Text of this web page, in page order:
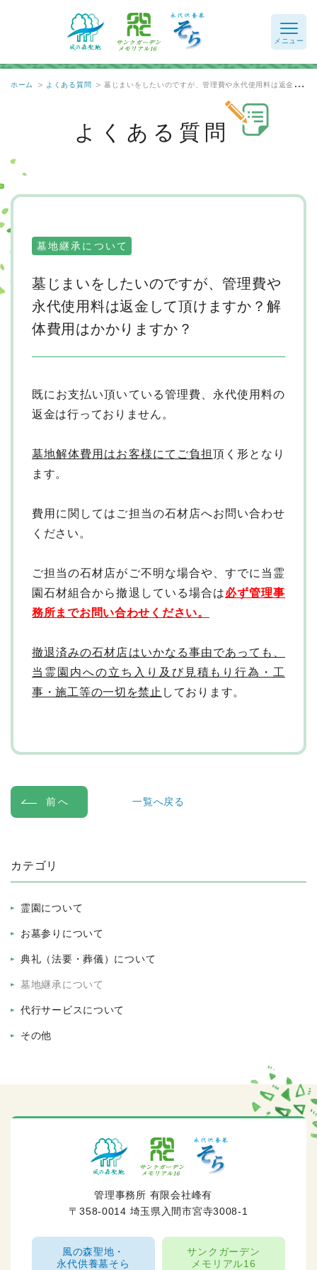
ホーム よくある質問 墓じまいをしたいのですが、管理費や永代使用料は返金して頂けますか？解体費用はかかりますか？
よくある質問
墓地継承について
墓じまいをしたいのですが、管理費や
永代使用料は返金して頂けますか？解
体費用はかかりますか？
既にお支払い頂いている管理費、永代使用料の
返金は行っておりません。
墓地解体費用はお客様にてご負担頂く形となり
ます。
費用に関してはご担当の石材店へお問い合わせ
ください。
ご担当の石材店がご不明な場合や、すでに当霊
園石材組合から撤退している場合は必ず管理事
務所までお問い合わせください。
撤退済みの石材店はいかなる事由であっても、
当霊園内への立ち入り及び見積もり行為・工
事・施工等の一切を禁止 しております。
前へ 一覧へ戻る
カテゴリ
霊園について
お墓参りについて
典礼（法要・葬儀）について
墓地継承について
代行サービスについて
その他
管理事務所 有限会社峰有
〒358-0014 埼玉県入間市宮寺3008-1
風の森聖地・
永代供養墓そら
サンクガーデン
メモリアル16